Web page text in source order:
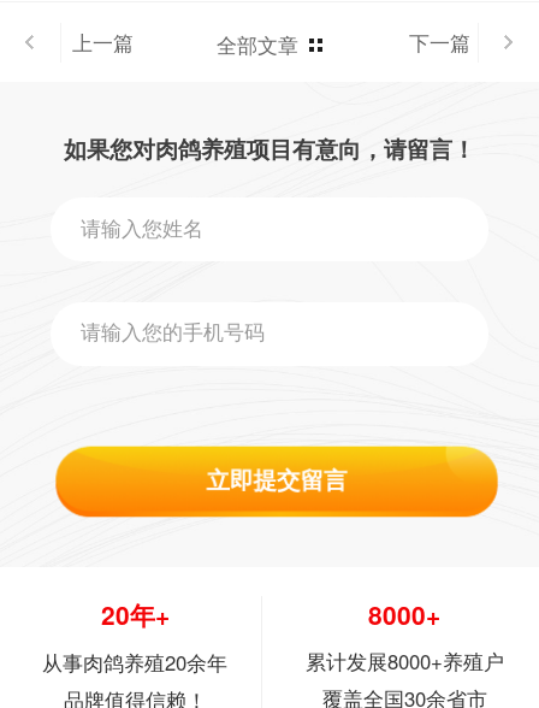
上一篇 全部文章 下一篇
如果您对肉鸽养殖项目有意向，请留言！
立即提交留言
20年+
从事肉鸽养殖20余年
品牌值得信赖！
8000+
累计发展8000+养殖户
覆盖全国30余省市